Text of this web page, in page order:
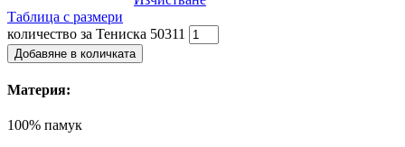
Таблица с размери
количество за Тениска 50311
Добавяне в количката
Материя:
100% памук